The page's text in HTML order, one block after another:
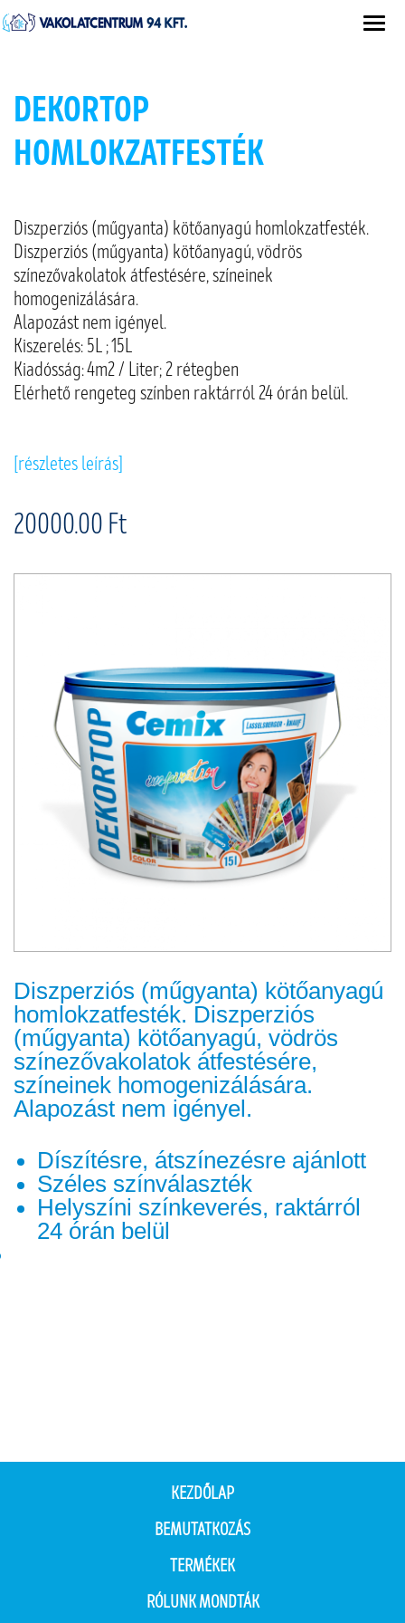
DEKORTOP
HOMLOKZATFESTÉK
Diszperziós (műgyanta) kötőanyagú homlokzatfesték.
Diszperziós (műgyanta) kötőanyagú, vödrös
színezővakolatok átfestésére, színeinek
homogenizálására.
Alapozást nem igényel.
Kiszerelés: 5L ; 15L
Kiadósság: 4m2 / Liter; 2 rétegben
Elérhető rengeteg színben raktárról 24 órán belül.
[részletes leírás]
20000.00 Ft
Diszperziós (műgyanta) kötőanyagú
homlokzatfesték. Diszperziós
(műgyanta) kötőanyagú, vödrös
színezővakolatok átfestésére,
színeinek homogenizálására.
Alapozást nem igényel.
Díszítésre, átszínezésre ajánlott
Széles színválaszték
Helyszíni színkeverés, raktárról
24 órán belül
KEZDŐLAP
BEMUTATKOZÁS
TERMÉKEK
RÓLUNK MONDTÁK